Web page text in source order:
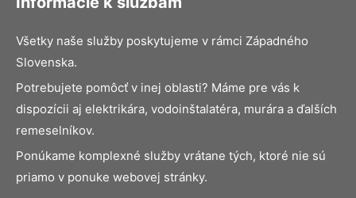
Všetky naše služby poskytujeme v rámci Západného
Slovenska.
Potrebujete pomôcť v inej oblasti? Máme pre vás k
dispozícii aj elektrikára, vodoinštalatéra, murára a ďalších
remeselníkov.
Ponúkame komplexné služby vrátane tých, ktoré nie sú
priamo v ponuke webovej stránky.